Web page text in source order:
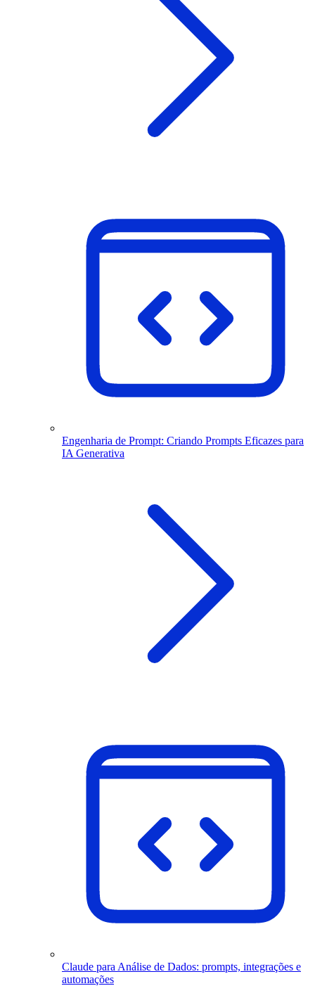
Engenharia de Prompt: Criando Prompts Eficazes para
IA Generativa
Claude para Análise de Dados: prompts, integrações e
automações